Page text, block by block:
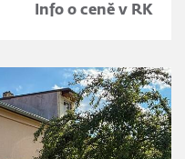
Info o ceně v RK